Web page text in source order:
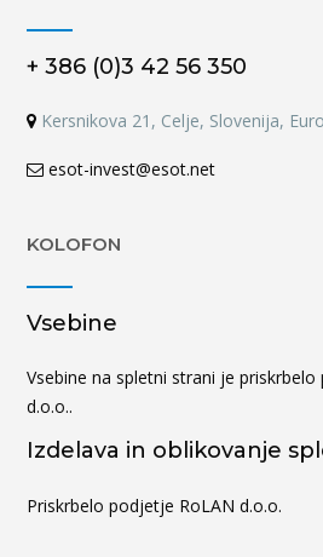
+ 386 (0)3 42 56 350
Kersnikova 21, Celje, Slovenija,
esot-invest@esot.net
KOLOFON
Vsebine
Vsebine na spletni strani je priskrbelo
d.o.o..
Izdelava in oblikovanje
Priskrbelo podjetje RoLAN d.o.o.